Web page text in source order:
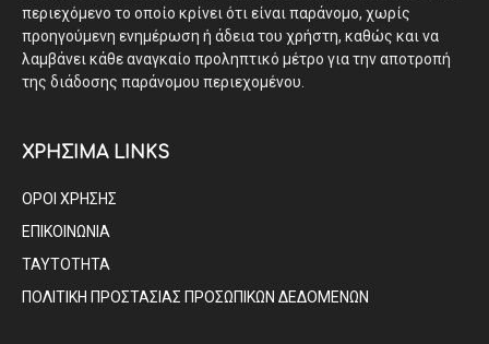
περιεχόμενο το οποίο κρίνει ότι είναι παράνομο, χωρίς
προηγούμενη ενημέρωση ή άδεια του χρήστη, καθώς και να
λαμβάνει κάθε αναγκαίο προληπτικό μέτρο για την αποτροπή
της διάδοσης παράνομου περιεχομένου.
ΧΡΗΣΙΜΑ LINKS
ΟΡΟΙ ΧΡΗΣΗΣ
ΕΠΙΚΟΙΝΩΝΙΑ
ΤΑΥΤΟΤΗΤΑ
ΠΟΛΙΤΙΚΗ ΠΡΟΣΤΑΣΙΑΣ ΠΡΟΣΩΠΙΚΩΝ ΔΕΔΟΜΕΝΩΝ